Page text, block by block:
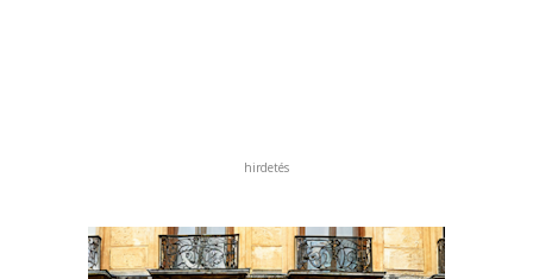
hirdetés